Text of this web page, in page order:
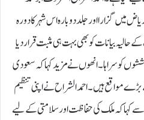
میں گزارا اور جلد دوبارہ اس شہر کا دورہ
بیانات کو بھی بہت ہی مثبت قرار دیا
کو سراہا۔انھوں نے مزید کہا کہ سعودی
مواقع ہیں۔احمد الشراح نے اپنی تنظیم
کہا کہ ملک کی حفاظت اور سلامتی کے لیے